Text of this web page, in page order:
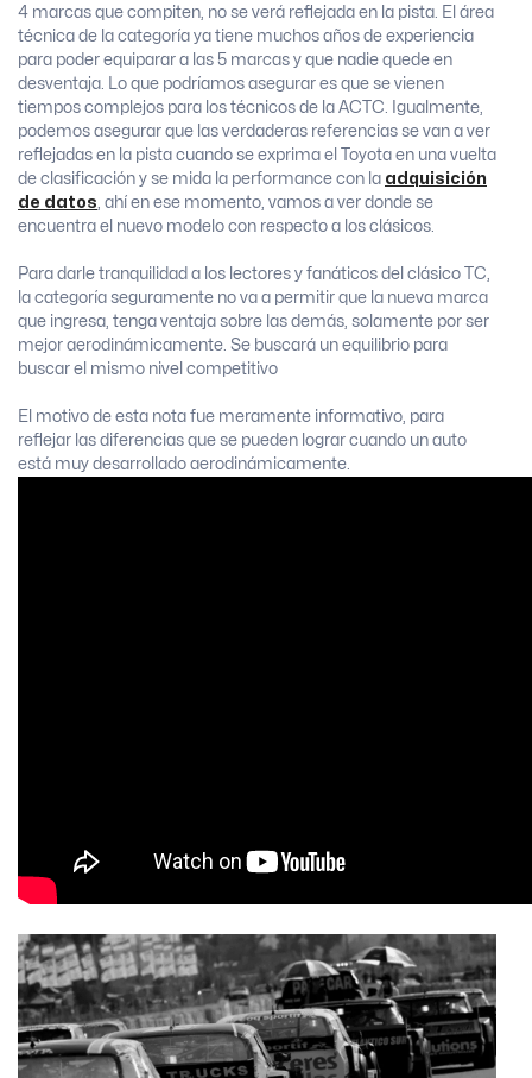
4 marcas que compiten, no se verá reflejada en la pista. El área
técnica de la categoría ya tiene muchos años de experiencia
para poder equiparar a las 5 marcas y que nadie quede en
desventaja. Lo que podríamos asegurar es que se vienen
tiempos complejos para los técnicos de la ACTC. Igualmente,
podemos asegurar que las verdaderas referencias se van a ver
reflejadas en la pista cuando se exprima el Toyota en una vuelta
de clasificación y se mida la performance con la adquisición
de datos , ahí en ese momento, vamos a ver donde se
encuentra el nuevo modelo con respecto a los clásicos.
Para darle tranquilidad a los lectores y fanáticos del clásico TC,
la categoría seguramente no va a permitir que la nueva marca
que ingresa, tenga ventaja sobre las demás, solamente por ser
mejor aerodinámicamente. Se buscará un equilibrio para
buscar el mismo nivel competitivo
El motivo de esta nota fue meramente informativo, para
reflejar las diferencias que se pueden lograr cuando un auto
está muy desarrollado aerodinámicamente.